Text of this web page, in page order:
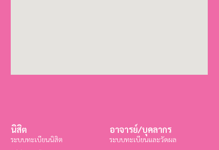
อาจารย์/บุคลากร
ระบบทะเบียนและวัดผล
นิสิต
ระบบทะเบียนนิสิต